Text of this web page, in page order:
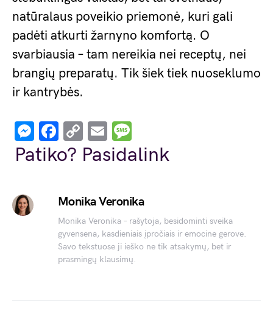
natūralaus poveikio priemonė, kuri gali
padėti atkurti žarnyno komfortą. O
svarbiausia – tam nereikia nei receptų, nei
brangių preparatų. Tik šiek tiek nuoseklumo
ir kantrybės.
Messenger
Facebook
Copy
Link
Email
Patiko? Pasidalink
Monika Veronika
Monika Veronika – rašytoja, besidominti sveika
gyvensena, kasdieniais įpročiais ir emocine gerove.
Savo tekstuose ji ieško ne tik atsakymų, bet ir
prasmingų klausimų.